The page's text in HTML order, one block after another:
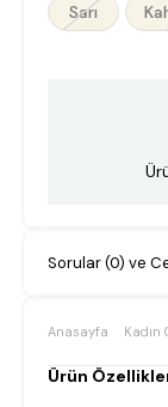
Sarı
Sorular (0) ve
Anasayfa Kadın
Ürün